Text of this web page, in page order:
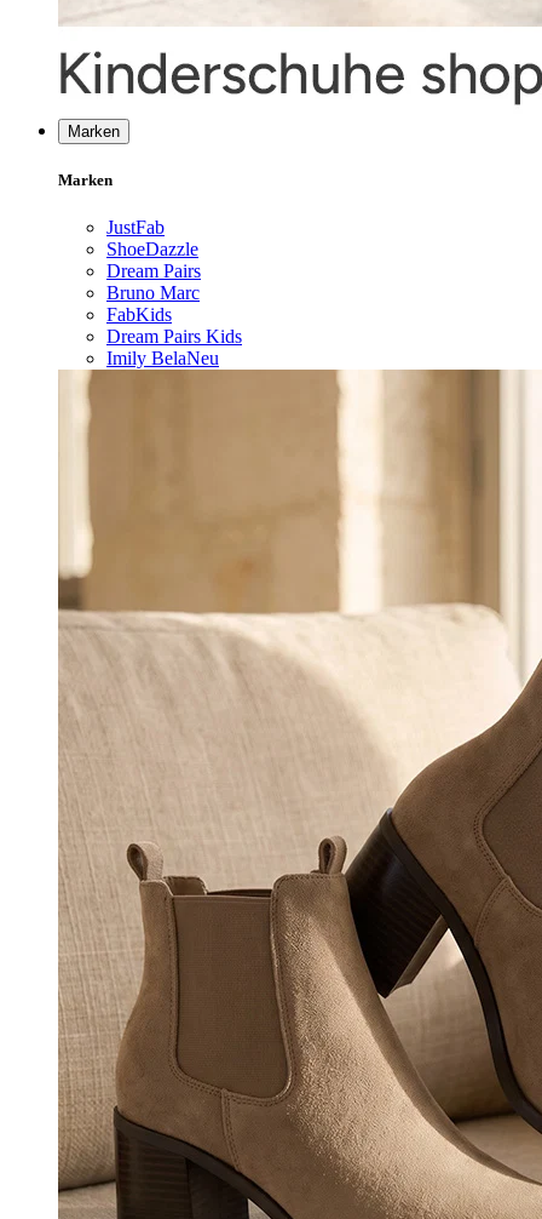
Marken
Marken
JustFab
ShoeDazzle
Dream Pairs
Bruno Marc
FabKids
Dream Pairs Kids
Imily BelaNeu